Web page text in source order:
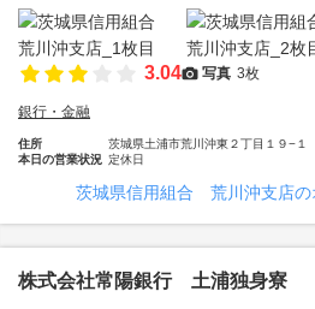
3.04 写真 3枚
銀行・金融
住所
茨城県土浦市荒川沖東２丁目１９−１
本日の営業状況 定休日
茨城県信用組合 荒川沖支店の
株式会社常陽銀行 土浦独身寮